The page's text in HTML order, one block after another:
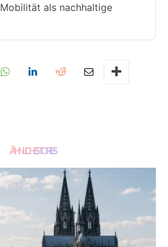
als nachhaltige
ÄHNLICHE STORIES